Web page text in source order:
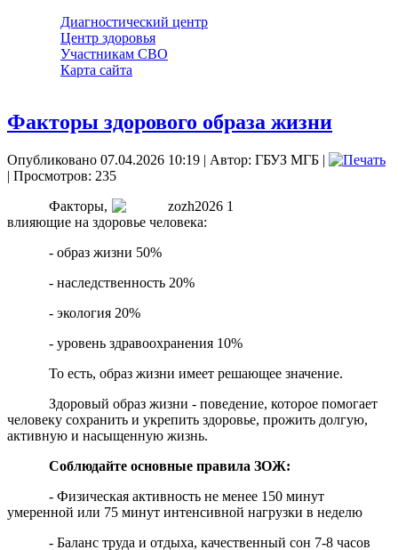
Диагностический центр
Центр здоровья
Участникам СВО
Карта сайта
Факторы здорового образа жизни
Опубликовано 07.04.2026 10:19 | Автор: ГБУЗ МГБ |
| Просмотров: 235
Факторы,
влияющие на здоровье человека:
- образ жизни 50%
- наследственность 20%
- экология 20%
- уровень здравоохранения 10%
То есть, образ жизни имеет решающее значение.
Здоровый образ жизни - поведение, которое помогает
человеку сохранить и укрепить здоровье, прожить долгую,
активную и насыщенную жизнь.
Соблюдайте основные правила ЗОЖ:
- Физическая активность не менее 150 минут
умеренной или 75 минут интенсивной нагрузки в неделю
- Баланс труда и отдыха, качественный сон 7-8 часов